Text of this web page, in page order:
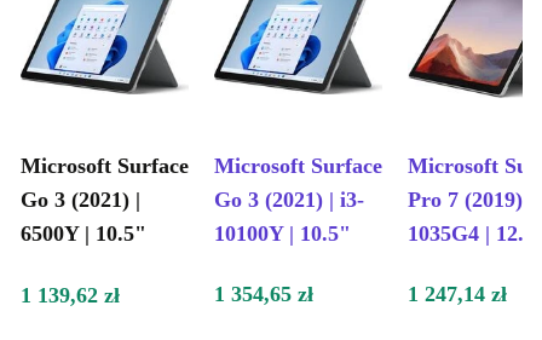
Microsoft Surface
Go 3 (2021) |
6500Y | 10.5"
Microsoft Surface
Go 3 (2021) | i3-
10100Y | 10.5"
Microsoft
Pro 7 (2019) |
1035G4 |
1 139,62 zł 1 354,65 zł 1 247,14 zł